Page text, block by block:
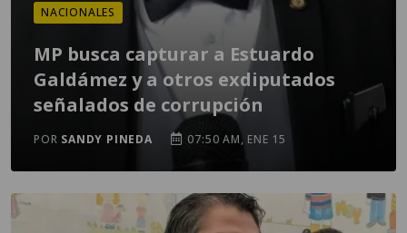
NACIONALES
MP busca capturar a Estuardo
Galdámez y a otros exdiputados
señalados de corrupción
POR SANDY PINEDA 07:50 AM, ENE 15